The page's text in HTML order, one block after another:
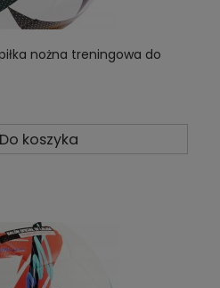
nożna treningowa do
Do koszyka